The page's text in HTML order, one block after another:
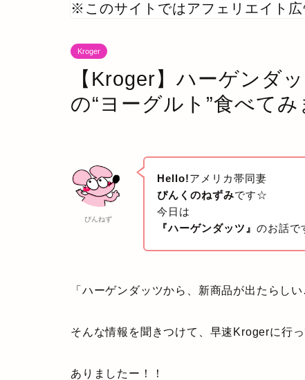
※このサイトではアフェリエイト
Kroger
【Kroger】ハーゲンダ
の“ヨーグルト”食べてみ
ぴんねず
Hello!アメリカ帯同妻
ぴんくのねずみです☆
今日は
『ハーゲンダッツ』のお話で
「ハーゲンダッツから、新商品が出たらしい
そんな情報を聞きつけて、早速Krogerに行っ
ありましたー！！